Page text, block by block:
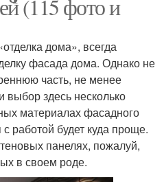
(115 фото и
дома», всегда
фасада дома. Однако не
часть, не менее
здесь несколько
материалах фасадного
работой будет куда проще.
панелях, пожалуй,
в своем роде.